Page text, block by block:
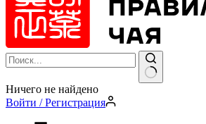
Ничего не найдено
Войти / Регистрация